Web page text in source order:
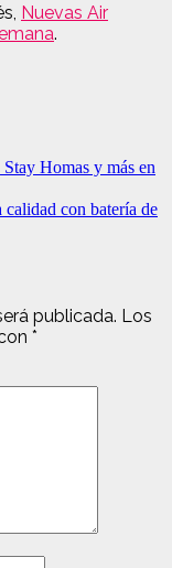
Nuevas Air
.
Homas y más en
con batería de
publicada. Los
*